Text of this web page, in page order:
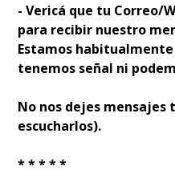
- Verificá que tu Correo/
para recibir nuestro
Estamos
tenemos señal ni
No nos dejes
escucharlos).
* * * * *